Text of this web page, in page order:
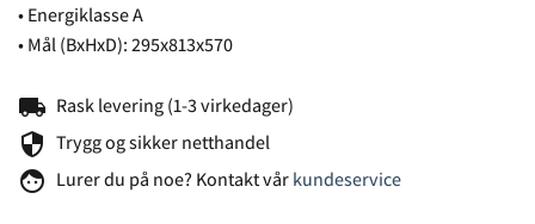
• Energiklasse A
• Mål (BxHxD): 295x813x570
local_shipping Rask levering (1-3 virkedager)
security Trygg og sikker netthandel
face Lurer du på noe? Kontakt vårkundeservice